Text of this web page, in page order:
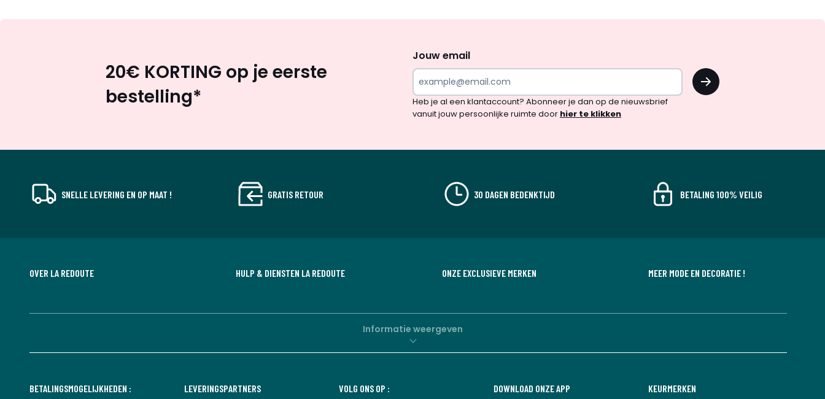
naar
inspiratie
en
verrassingen?
20€ KORTING op je eerste
bestelling*
Jouw email
OK
Heb je al een klantaccount? Abonneer je dan op de nieuwsbrief
vanuit jouw persoonlijke ruimte door hier te klikken
SNELLE LEVERING EN OP MAAT ! GRATIS RETOUR 30 DAGEN BEDENKTIJD BETALING 100% VEILIG
OVER LA REDOUTE HULP & DIENSTEN LA REDOUTE ONZE EXCLUSIEVE MERKEN MEER MODE EN DECORATIE !
Informatie weergeven
BETALINGSMOGELIJKHEDEN : LEVERINGSPARTNERS VOLG ONS OP : DOWNLOAD ONZE APP KEURMERKEN